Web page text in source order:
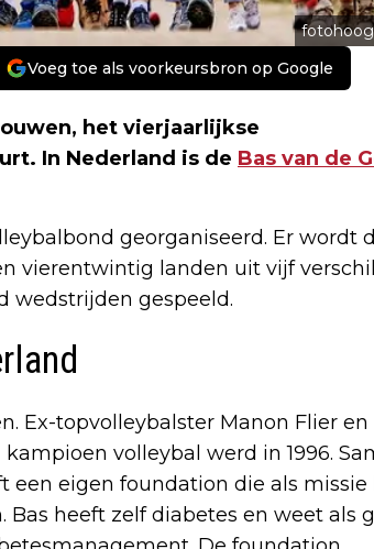
Voeg toe als voorkeursbron op Google
het vierjaarlijkse
In Nederland is de Bas van de
georganiseerd. Er wordt
vierentwintig landen uit vijf
wedstrijden gespeeld.
Ex-topvolleybalster Manon Flier en
volleybal werd in 1996.
een eigen foundation die als missie
heeft zelf diabetes en weet als